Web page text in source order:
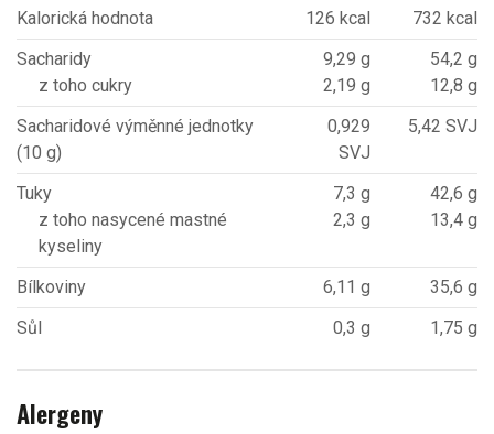
Kalorická hodnota 126 kcal
732 kcal
Sacharidy
z toho cukry
9,29 g
2,19 g
54,2 g
12,8 g
Sacharidové výměnné jednotky
(10 g)
0,929
SVJ
5,42 SVJ
Tuky
z toho nasycené mastné
kyseliny
7,3 g
2,3 g
42,6 g
13,4 g
Bílkoviny 6,11 g
35,6 g
Sůl
0,3 g 1,75 g
Alergeny